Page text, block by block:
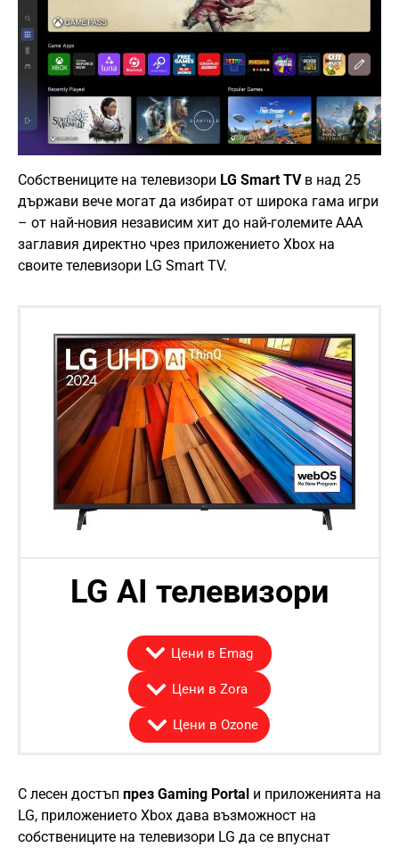
Собствениците на телевизори LG Smart TVв над 25
държави вече могат да избират от широка гама игри
– от най-новия независим хит до най-големите AAA
заглавия директно чрез приложението Xbox на
своите телевизори LG Smart TV.
LG AI телевизори
Цени в Emag
Цени в Zora
Цени в Ozone
С лесен достъп през Gaming Portal и приложенията на
LG, приложението Xbox дава възможност на
собствениците на телевизори LG да се впуснат